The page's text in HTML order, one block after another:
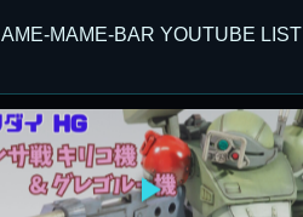
AME-MAME-BAR YOUTUBE LIST